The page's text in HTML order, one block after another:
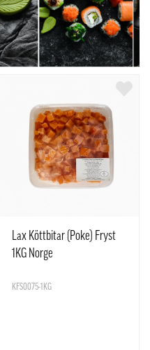
Lax Köttbitar (Poke) Fryst
1KG Norge
KFS0075-1KG